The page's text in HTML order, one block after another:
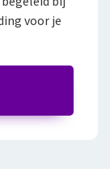
voor je